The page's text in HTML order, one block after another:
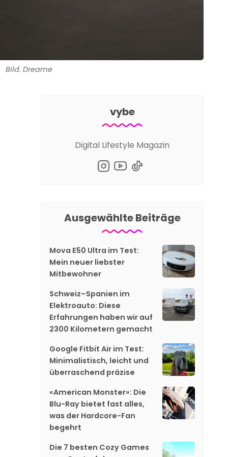
Bild. Dreame
vybe
Digital Lifestyle Magazin
Ausgewählte Beiträge
Mova E50 Ultra im Test:
Mein neuer liebster
Mitbewohner
Schweiz–Spanien im
Elektroauto: Diese
Erfahrungen haben wir auf
2300 Kilometern gemacht
Google Fitbit Air im Test:
Minimalistisch, leicht und
überraschend präzise
«American Monster»: Die
Blu-Ray bietet fast alles,
was der Hardcore-Fan
begehrt
Die 7 besten Cozy Games